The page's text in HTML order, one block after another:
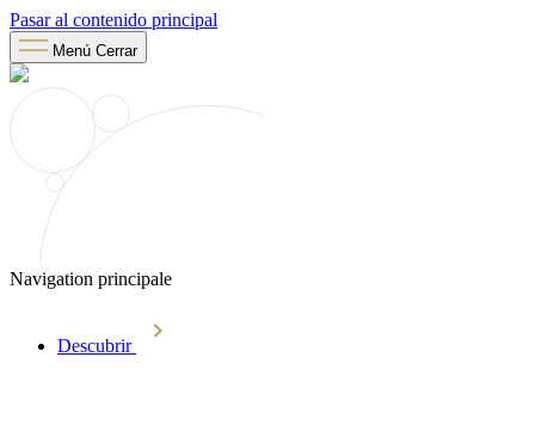
Pasar al contenido principal
Menú Cerrar
Navigation principale
Descubrir